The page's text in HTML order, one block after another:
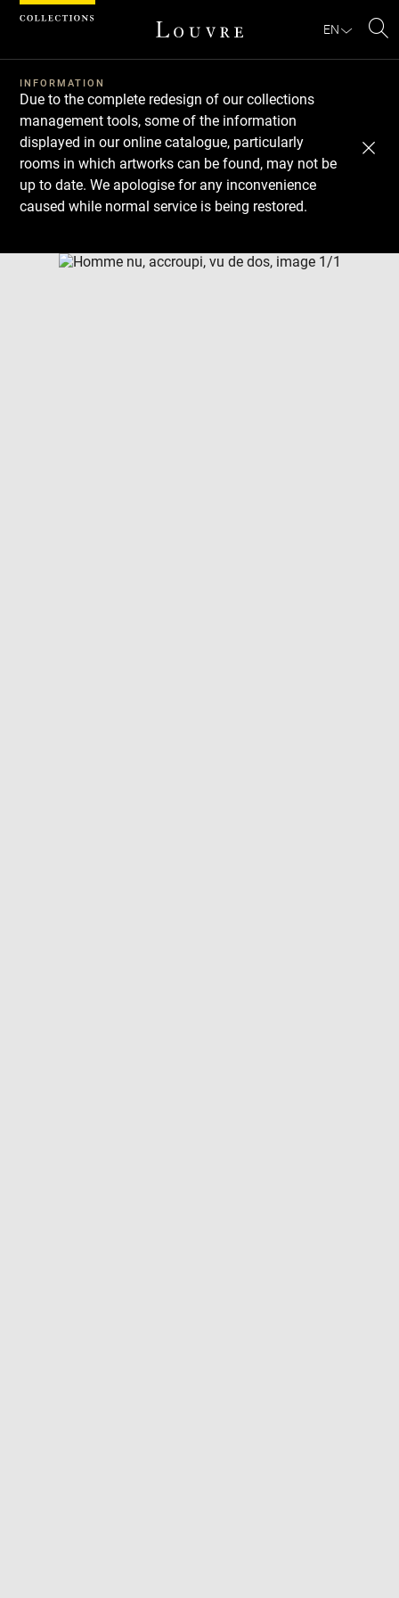
EN
INFORMATION
Due to the complete redesign of our collections
management tools, some of the information
displayed in our online catalogue, particularly
rooms in which artworks can be found, may not be
up to date. We apologise for any inconvenience
caused while normal service is being restored.
Download
Next
Previous
Cookies management panel